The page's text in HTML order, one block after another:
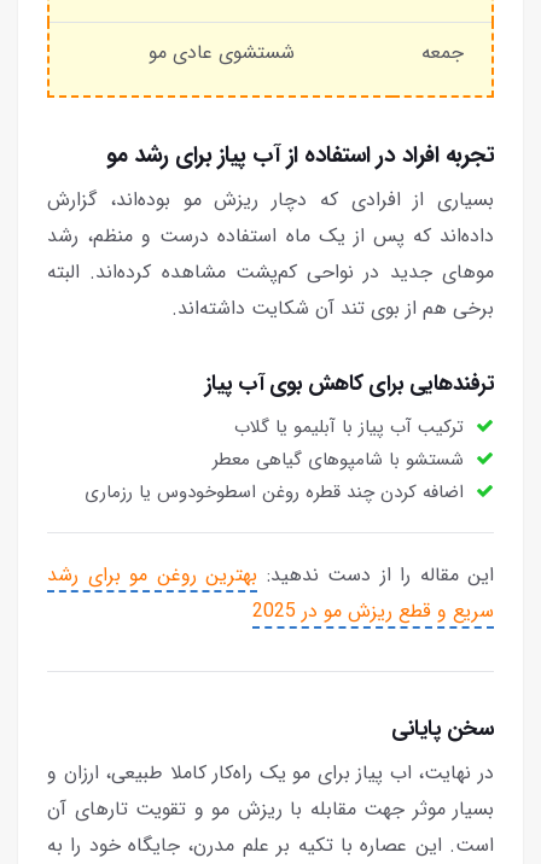
جمعه شستشوی عادی مو
تجربه افراد در استفاده از آب پیاز برای رشد مو
بسیاری از افرادی که دچار ریزش مو بوده‌اند، گزارش
داده‌اند که پس از یک ماه استفاده درست و منظم، رشد
موهای جدید در نواحی کم‌پشت مشاهده کرده‌اند. البته
برخی هم از بوی تند آن شکایت داشته‌اند.
ترفندهایی برای کاهش بوی آب پیاز
ترکیب آب پیاز با آبلیمو یا گلاب
شستشو با شامپوهای گیاهی معطر
اضافه کردن چند قطره روغن اسطوخودوس یا رزماری
این مقاله را از دست ندهید: بهترین روغن مو برای رشد
سریع و قطع ریزش مو در 2025
سخن پایانی
در نهایت، اب پیاز برای مو یک راه‌کار کاملا طبیعی، ارزان و
بسیار موثر جهت مقابله با ریزش مو و تقویت تارهای آن
است. این عصاره با تکیه بر علم مدرن، جایگاه خود را به